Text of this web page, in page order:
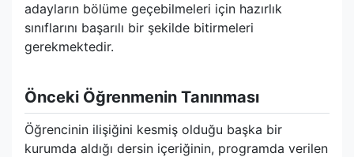
adayların bölüme geçebilmeleri için hazırlık
sınıflarını başarılı bir şekilde bitirmeleri
gerekmektedir.
Önceki Öğrenmenin Tanınması
Öğrencinin ilişiğini kesmiş olduğu başka bir
kurumda aldığı dersin içeriğinin, programda verilen